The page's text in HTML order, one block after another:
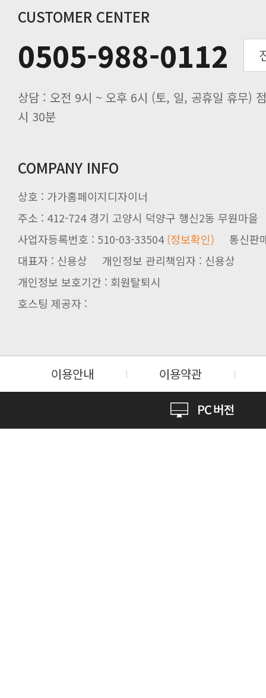
동해물과 백두산이 마르고 닳도록
CUSTOMER CENTER
0505-988-0112
시 30분
COMPANY INFO
상호 : 가가홈페이지디자이너
주소 : 412-724 경기 고양시 덕양구 행신2동 무원마을
사업자등록번호 : 510-03-33504(정보확인) 통신판
대표자 : 신용상 개인정보 관리책임자 : 신용상
개인정보 보호기간 : 회원탈퇴시
호스팅 제공자 :
이용안내 이용약관